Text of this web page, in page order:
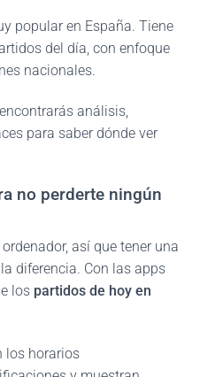
popular en España. Tiene
del día, con enfoque
nacionales.
análisis,
para saber dónde ver
no perderte ningún
así que tener una
diferencia. Con las apps
los partidos de hoy en
los horarios